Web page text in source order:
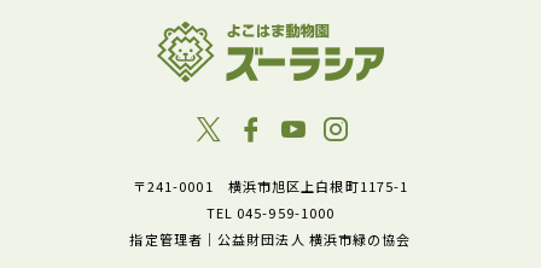
〒241-0001 横浜市旭区上白根町1175-1
TEL 045-959-1000
指定管理者｜公益財団法人 横浜市緑の協会